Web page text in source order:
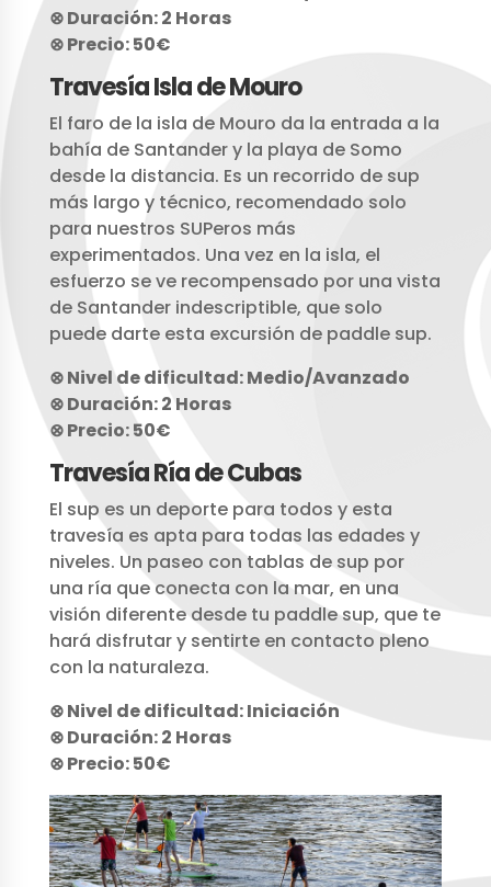
⊗ Duración: 2 Horas
⊗ Precio: 50€
Travesía Isla de Mouro
El faro de la isla de Mouro da la entrada a la
bahía de Santander y la playa de Somo
desde la distancia. Es un recorrido de sup
más largo y técnico, recomendado solo
para nuestros SUPeros más
experimentados. Una vez en la isla, el
esfuerzo se ve recompensado por una vista
de Santander indescriptible, que solo
puede darte esta excursión de paddle sup.
⊗ Nivel de dificultad: Medio/Avanzado
⊗ Duración: 2 Horas
⊗ Precio: 50€
Travesía Ría de Cubas
El sup es un deporte para todos y esta
travesía es apta para todas las edades y
niveles. Un paseo con tablas de sup por
una ría que conecta con la mar, en una
visión diferente desde tu paddle sup, que te
hará disfrutar y sentirte en contacto pleno
con la naturaleza.
⊗ Nivel de dificultad: Iniciación
⊗ Duración: 2 Horas
⊗ Precio: 50€